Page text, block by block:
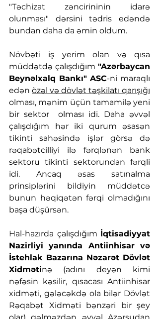
"Təchizat zəncirininin idarə
olunması" dərsini tədris edəndə
bundan daha da əmin oldum.
Növbəti iş yerim olan və qısa
müddətdə çalışdığım "Azərbaycan
Beynəlxalq Bankı" ASC-ni maraqlı
edən özəl və dövlət təşkilatı qarışığı
olması, mənim üçün tamamilə yeni
bir sektor  olması idi. Daha əvvəl
çalışdığım hər iki qurum əsasən
tikinti sahəsində işlər görsə də
rəqabətcilliyi ilə fərqlənən bank
sektoru tikinti sektorundan fərqli
idi. Ancaq əsas satınalma
prinsiplərini bildiyin müddətcə
bunun həqiqətən fərqi olmadığını
başa düşürsən.
Hal-hazırda çalışdığım İqtisadiyyat
Nazirliyi yanında Antiinhisar və
İstehlak Bazarına Nəzarət Dövlət
Xidmətinə (adını deyən kimi
nəfəsin kəsilir, qısacası Antiinhisar
xidməti, gələcəkdə ola bilər Dövlət
Rəqabət Xidməti bənzəri bir şey